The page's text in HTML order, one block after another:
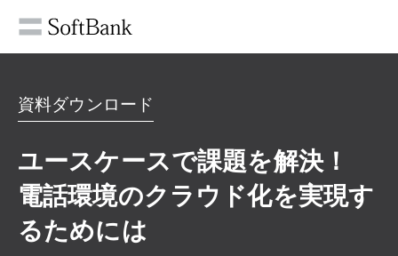
資料ダウンロード
ユースケースで課題を解決！
電話環境のクラウド化を実現す
るためには